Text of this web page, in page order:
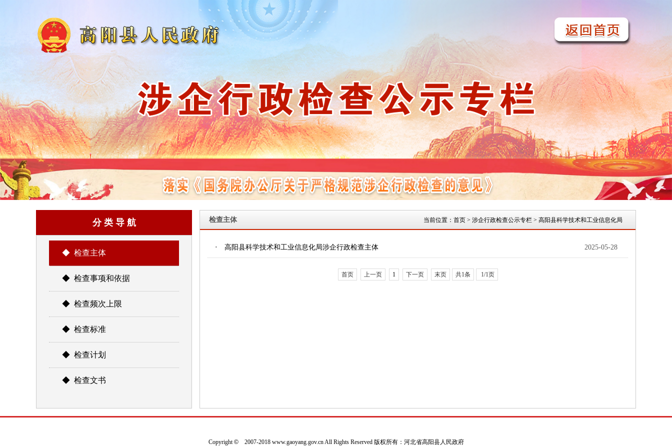
分 类 导 航
◆ 检查主体
◆ 检查事项和依据
◆ 检查频次上限
◆ 检查标准
◆ 检查计划
◆ 检查文书
检查主体 当前位置： 首页 > 涉企行政检查公示专栏 > 高阳县科学技术和工业信息化局
· 高阳县科学技术和工业信息化局涉企行政检查主体 2025-05-28
首页 上一页 1 下一页 末页 共1条 1/1页
Copyright©2007-2018 www.gaoyang.gov.cn All Rights Reserved 版权所有：河北省高阳县人民政府